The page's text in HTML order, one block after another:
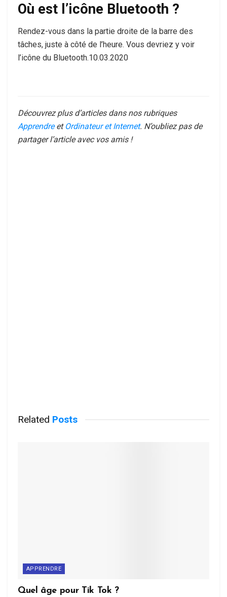
Où est l’icône Bluetooth ?
Rendez-vous dans la partie droite de la barre des
tâches, juste à côté de l’heure. Vous devriez y voir
l’icône du Bluetooth.10.03.2020
Découvrez plus d’articles dans nos rubriques
Apprendreet Ordinateur et Internet. N’oubliez pas de
partager l’article avec vos amis !
Related Posts
APPRENDRE
Quel âge pour Tik Tok ?